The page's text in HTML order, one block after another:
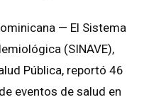
— El Sistema
(SINAVE),
Pública, reportó 46
eventos de salud en